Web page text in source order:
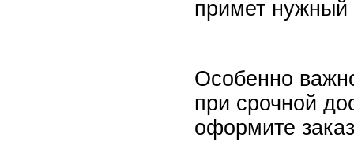
примет нужный
Особенно
при срочной
оформите